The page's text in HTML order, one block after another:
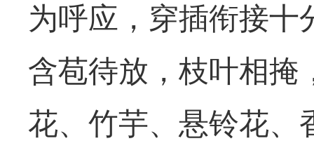
为呼应，穿插衔接十
含苞待放，枝叶相掩
花、竹芋、悬铃花、